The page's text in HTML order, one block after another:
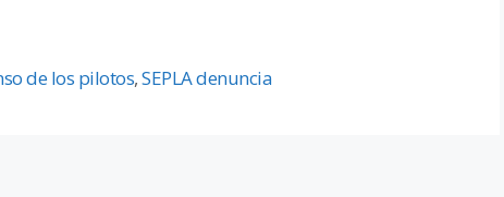
de los pilotos,SEPLA denuncia